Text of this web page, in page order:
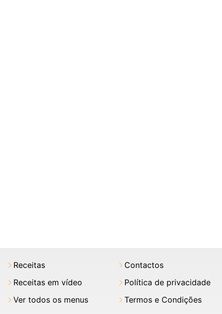
Receitas
Receitas em vídeo
Ver todos os menus
Contactos
Política de privacidade
Termos e Condições